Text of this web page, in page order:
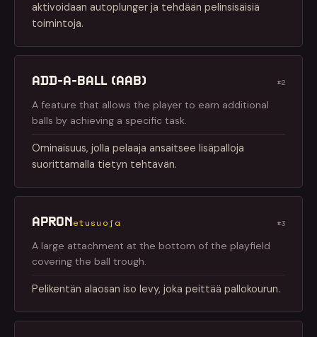
aktivoidaan autoplunger ja tehdään pelinsisäisiä
toimintoja.
ADD-A-BALL (AAB) #2
A feature that allows the player to earn additional
balls by achieving a specific task.
Ominaisuus, jolla pelaaja ansaitsee lisäpalloja
suorittamalla tietyn tehtävän.
APRONetusuoja #3
A large attachment at the bottom of the playfield
covering the ball trough.
Pelikentän alaosan iso levy, joka peittää pallokourun.